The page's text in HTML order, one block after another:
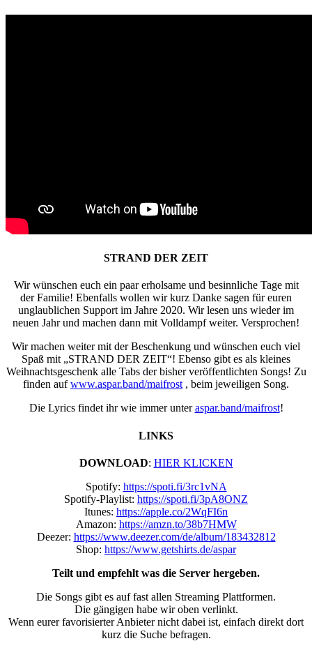
STRAND DER ZEIT
Wir wünschen euch ein paar erholsame und besinnliche Tage mit
der Familie! Ebenfalls wollen wir kurz Danke sagen für euren
unglaublichen Support im Jahre 2020. Wir lesen uns wieder im
neuen Jahr und machen dann mit Volldampf weiter. Versprochen!
Wir machen weiter mit der Beschenkung und wünschen euch viel
Spaß mit „STRAND DER ZEIT“! Ebenso gibt es als kleines
Weihnachtsgeschenk alle Tabs der bisher veröffentlichten Songs! Zu
finden aufwww.aspar.band/maifrost, beim jeweiligen Song.
Die Lyrics findet ihr wie immer unteraspar.band/maifrost!
LINKS
DOWNLOAD: HIER KLICKEN
Spotify: https://spoti.fi/3rc1vNA
Spotify-Playlist: https://spoti.fi/3pA8ONZ
Itunes: https://apple.co/2WqFI6n
Amazon: https://amzn.to/38b7HMW
Deezer: https://www.deezer.com/de/album/183432812
Shop: https://www.getshirts.de/aspar
Teilt und empfehlt was die Server hergeben.
Die Songs gibt es auf fast allen Streaming Plattformen.
Die gängigen habe wir oben verlinkt.
Wenn eurer favorisierter Anbieter nicht dabei ist, einfach direkt dort
kurz die Suche befragen.